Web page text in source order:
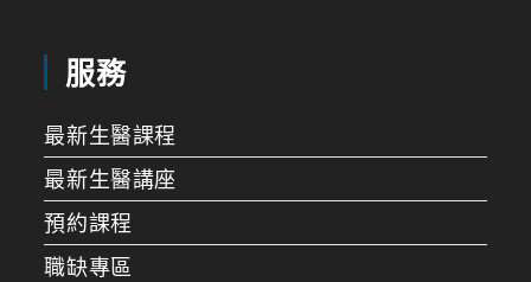
服務
最新生醫課程
最新生醫講座
預約課程
職缺專區